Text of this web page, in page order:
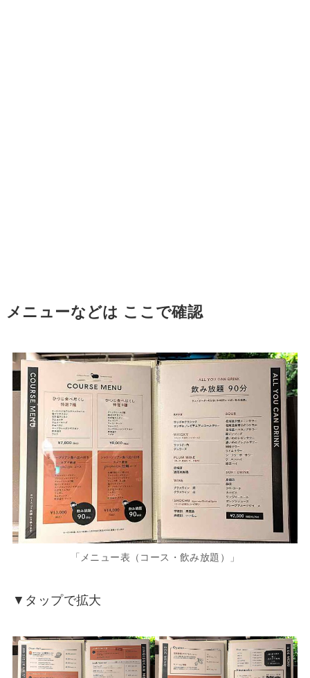
メニューなどは ここで確認
「メニュー表（コース・飲み放題）」
▼タップで拡大